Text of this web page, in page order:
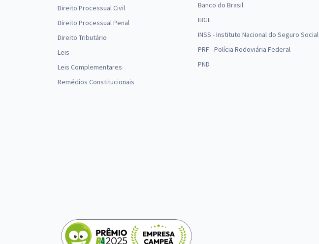
Direito Processual Civil
Direito Processual Penal
Direito Tributário
Leis
Leis Complementares
Remédios Constitucionais
Banco do Brasil
IBGE
INSS - Instituto Nacional do Seguro Social
PRF - Polícia Rodoviária Federal
PND